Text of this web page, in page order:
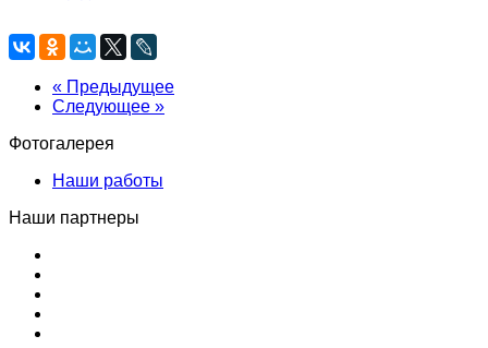
« Предыдущее
Следующее »
Фотогалерея
Наши работы
Наши партнеры